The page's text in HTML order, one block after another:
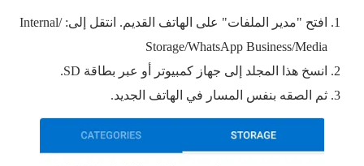
افتح "مدير الملفات" على الهاتف القديم. انتقل إلى: /Internal
Storage/WhatsApp Business/Media
انسخ هذا المجلد إلى جهاز كمبيوتر أو عبر بطاقة SD.
ثم الصقه بنفس المسار في الهاتف الجديد.